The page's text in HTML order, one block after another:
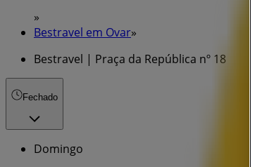
»
Bestravel em Ovar»
Bestravel | Praça da República nº 18
Fechado
Domingo